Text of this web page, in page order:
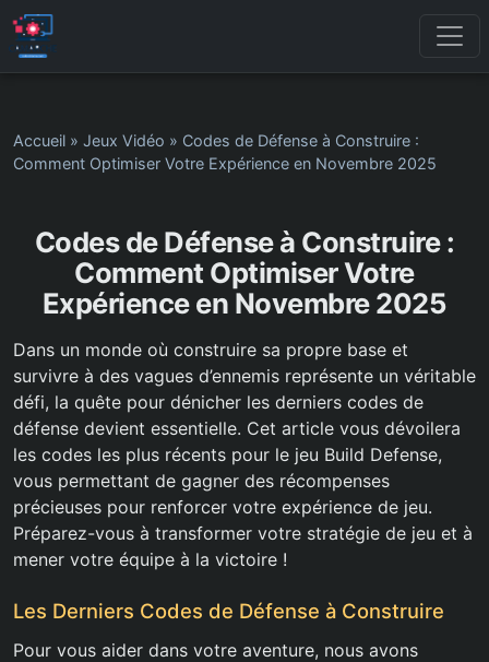
Accueil » Jeux Vidéo » Codes de Défense à Construire :
Comment Optimiser Votre Expérience en Novembre 2025
Codes de Défense à Construire :
Comment Optimiser Votre
Expérience en Novembre 2025
Dans un monde où construire sa propre base et
survivre à des vagues d’ennemis représente un véritable
défi, la quête pour dénicher les derniers codes de
défense devient essentielle. Cet article vous dévoilera
les codes les plus récents pour le jeu Build Defense,
vous permettant de gagner des récompenses
précieuses pour renforcer votre expérience de jeu.
Préparez-vous à transformer votre stratégie de jeu et à
mener votre équipe à la victoire !
Les Derniers Codes de Défense à Construire
Pour vous aider dans votre aventure, nous avons